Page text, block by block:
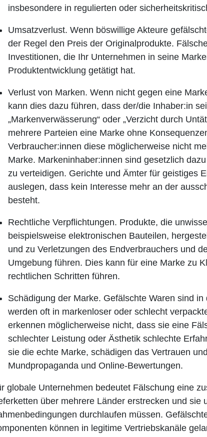
insbesondere in regulierten oder
Umsatzverlust. Wenn böswillige Akteure
der Regel den Preis der Originalprodukte.
Investitionen, die Ihr Unternehmen in seine
Produktentwicklung getätigt hat.
Verlust von Marken. Wenn nicht gegen eine
kann dies dazu führen, dass der/die Inhaber:in
„Markenverwässerung“ oder „Verzicht durch
mehrere Parteien eine Marke ohne
Verbraucher:innen diese möglicherweise nicht
Marke. Markeninhaber:innen sind gesetzlich
zu verteidigen. Gerichte und Ämter für geistiges
auslegen, dass kein Interesse mehr an der
besteht.
Rechtliche Verpflichtungen. Produkte, die
beispielsweise elektronischen Bauteilen,
und zu Verletzungen des Endverbrauchers und
Umgebung führen. Dies kann für eine Marke zu
rechtlichen Schritten führen.
Schädigung der Marke. Gefälschte Waren sind
werden oft in markenloser oder schlecht
erkennen möglicherweise nicht, dass sie eine
schlechter Leistung oder Ästhetik schlechte
sie die echte Marke, schädigen das Vertrauen
Mundpropaganda und Online-Bewertungen.
globale Unternehmen bedeutet Fälschung eine
über mehrere Länder erstrecken und sie
durchlaufen müssen.
können in legitime Vertriebskanäle